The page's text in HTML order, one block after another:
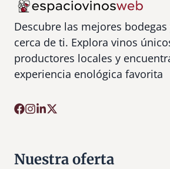
Descubre las mejores
cerca de ti. Explora vinos
productores locales y
experiencia enológica favorita
Nuestra oferta